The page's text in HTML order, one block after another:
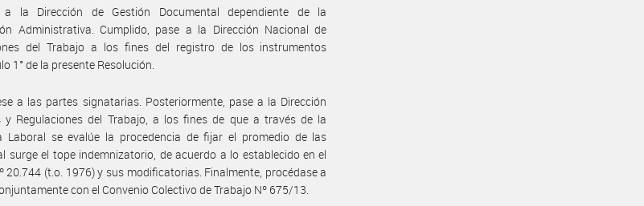
a la Dirección de Gestión Documental dependiente de la
Administrativa. Cumplido, pase a la Dirección Nacional de
del Trabajo a los fines del registro de los instrumentos
1° de la presente Resolución.
a las partes signatarias. Posteriormente, pase a la Dirección
y Regulaciones del Trabajo, a los fines de que a través de la
Laboral se evalúe la procedencia de fijar el promedio de las
surge el tope indemnizatorio, de acuerdo a lo establecido en el
20.744 (t.o. 1976) y sus modificatorias. Finalmente, procédase a
con el Convenio Colectivo de Trabajo Nº 675/13.